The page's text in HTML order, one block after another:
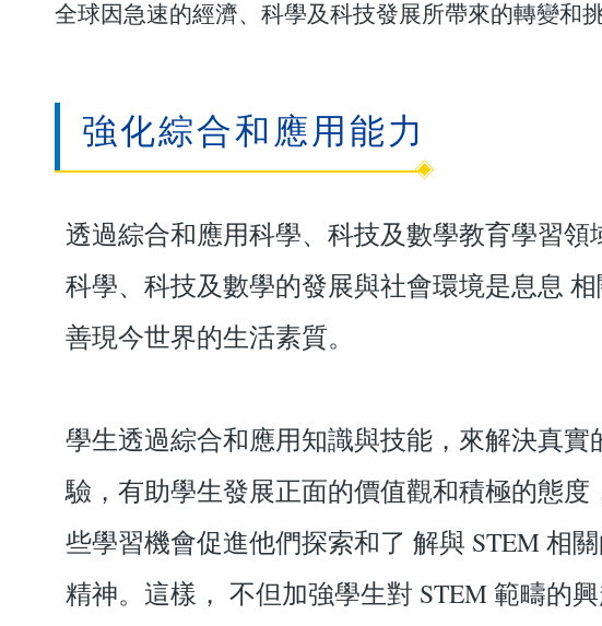
全球因急速的經濟、科學及科技發展所帶來的轉變和挑
強化綜合和應用能力
透過綜合和應用科學、科技及數學教育學習
科學、科技及數學的發展與社會環境是息息
善現今世界的生活素質。
學生透過綜合和應用知識與技能，來解決真
驗，有助學生發展正面的價值觀和積極的態
些學習機會促進他們探索和了 解與 STEM 相
精神。這樣， 不但加強學生對 STEM 範疇的